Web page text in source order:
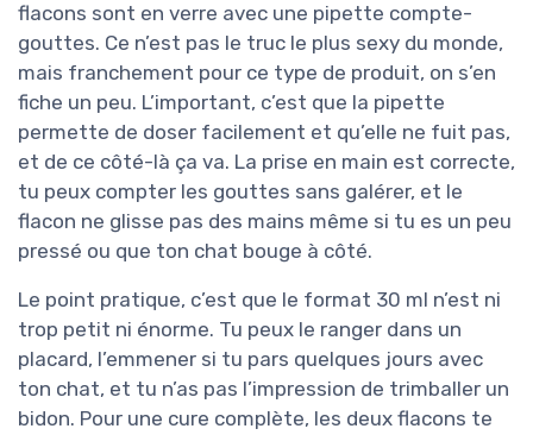
flacons sont en verre avec une pipette compte-
gouttes. Ce n’est pas le truc le plus sexy du monde,
mais franchement pour ce type de produit, on s’en
fiche un peu. L’important, c’est que la pipette
permette de doser facilement et qu’elle ne fuit pas,
et de ce côté-là ça va. La prise en main est correcte,
tu peux compter les gouttes sans galérer, et le
flacon ne glisse pas des mains même si tu es un peu
pressé ou que ton chat bouge à côté.
Le point pratique, c’est que le format 30 ml n’est ni
trop petit ni énorme. Tu peux le ranger dans un
placard, l’emmener si tu pars quelques jours avec
ton chat, et tu n’as pas l’impression de trimballer un
bidon. Pour une cure complète, les deux flacons te